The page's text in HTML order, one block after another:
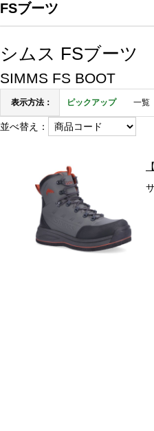
FSブーツ
シムス FSブーツ
SIMMS FS BOOT
表示方法： ピックアップ 一覧
並べ替え：